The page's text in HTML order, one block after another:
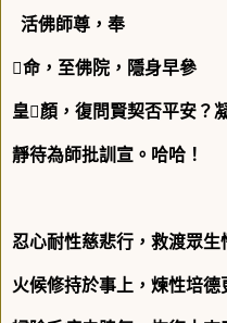
活佛師尊，奉
命，至佛院，隱身早參
皇顏，復問賢契否平安？
靜待為師批訓宣。哈哈！
忍心耐性慈悲行，救渡眾生
火候修持於事上，煉性培德